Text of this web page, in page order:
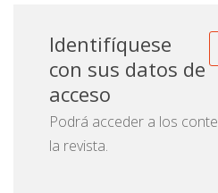
Identifíquese
con sus datos de
acceso
Podrá acceder a los
la revista.